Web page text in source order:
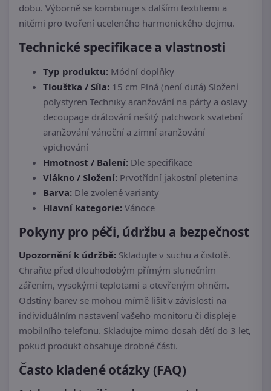
dobu. Výborně se kombinuje s dalšími textiliemi a
nitěmi pro tvoření uceleného harmonického dojmu.
Technické specifikace a vlastnosti
Typ produktu: Módní doplňky
Tloušťka / Síla: 15 cm Plná (není dutá) Složení
polystyren Techniky aranžování na párty a oslavy
decoupage drátování nešitý patchwork svatební
aranžování vánoční a zimní aranžování
vpichování
Hmotnost / Balení: Dle specifikace
Vlákno / Složení: Prvotřídní jakostní pletenina
Barva: Dle zvolené varianty
Hlavní kategorie: Vánoce
Pokyny pro péči, údržbu a bezpečnost
Upozornění k údržbě: Skladujte v suchu a čistotě.
Chraňte před dlouhodobým přímým slunečním
zářením, vysokými teplotami a otevřeným ohněm.
Odstíny barev se mohou mírně lišit v závislosti na
individuálním nastavení vašeho monitoru či displeje
mobilního telefonu. Skladujte mimo dosah dětí do 3 let,
pokud produkt obsahuje drobné části.
Často kladené otázky (FAQ)